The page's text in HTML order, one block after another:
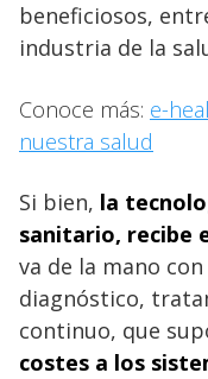
beneficiosos,
industria de la
Conoce más: e-
nuestra salud
Si bien, la
sanitario, recibe
va de la mano
diagnóstico,
continuo, que
costes a los